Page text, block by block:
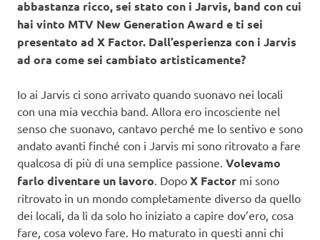
abbastanza ricco, sei stato con i Jarvis, band con cui
hai vinto MTV New Generation Award e ti sei
presentato ad X Factor. Dall’esperienza con i Jarvis
ad ora come sei cambiato artisticamente?
Io ai Jarvis ci sono arrivato quando suonavo nei locali
con una mia vecchia band. Allora ero incosciente nel
senso che suonavo, cantavo perché me lo sentivo e sono
andato avanti finché con i Jarvis mi sono ritrovato a fare
qualcosa di più di una semplice passione. Volevamo
farlo diventare un lavoro . Dopo X Factor mi sono
ritrovato in un mondo completamente diverso da quello
dei locali, da lì da solo ho iniziato a capire dov’ero, cosa
fare, cosa volevo fare. Ho maturato in questi anni chi